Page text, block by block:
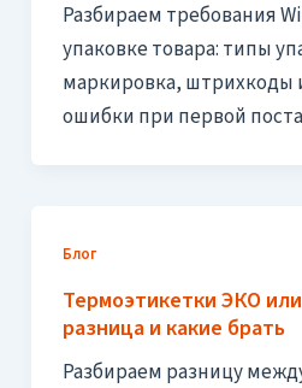
Разбираем требования
упаковке товара: типы
маркировка, штрихкоды
ошибки при первой
Блог
Термоэтикетки ЭКО
разница и какие брать
Разбираем разницу